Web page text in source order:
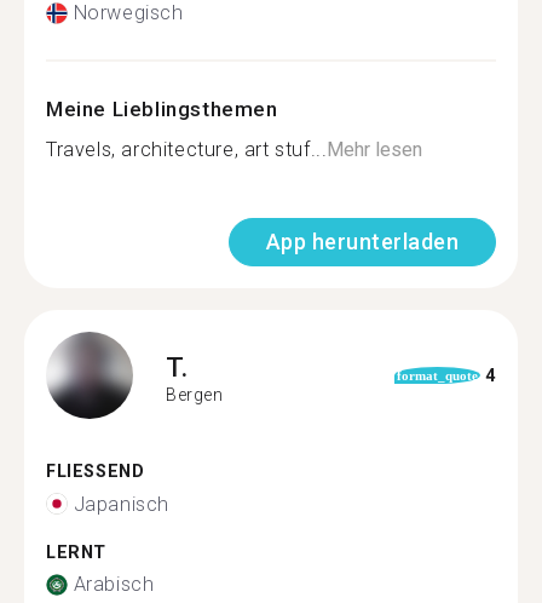
Norwegisch
Meine Lieblingsthemen
Travels, architecture, art stuf...Mehr lesen
App herunterladen
T.
Bergen
format_quote 4
FLIESSEND
Japanisch
LERNT
Arabisch